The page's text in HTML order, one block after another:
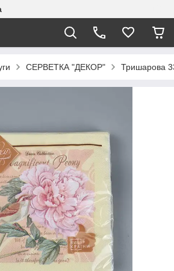
СЕРВЕТКА "ДЕКОР" Тришарова